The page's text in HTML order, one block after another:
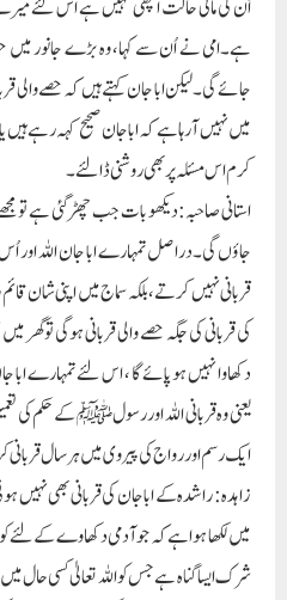
اُن کی مالی حالت اچھی نہیں ہے اس لئے
ہے۔امی نے اُن سے کہا، وہ بڑے جانور میں
جائے گی۔لیکن ابا جان کہتے ہیں کہ حصے والی
میں نہیں آ رہا ہے کہ اباجان صحیح کہہ رہے
کرم اس مسئلہ پر بھی روشنی ڈالئے۔
استانی صاحبہ: دیکھو بات جب چھڑ گئی ہے تو
جاؤں گی۔دراصل تمہارے ابا جان اللہ
قربانی نہیں کرتے ،بلکہ سماج میں اپنی شان
کی قربانی کی جگہ حصے والی قربانی ہوگی توگھر میں
دکھاوا نہیں ہو پائے گا ، اس لئے تمہارے
یعنی وہ قربانی اللہ اورر سولﷺ کے حکم کی
ایک رسم او ر رواج کی پیروی میں ہر سال
زاہدہ: راشدہ کے ابا جان کی قربانی بھی
میں لکھا ہوا ہے کہ جو آدمی دکھاوے کے
شرک ایسا گناہ ہے جس کو اللہ تعالیٰ کسی